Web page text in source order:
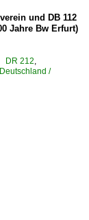
und DB 112
Jahre Bw Erfurt)
DR 212,
Deutschland /